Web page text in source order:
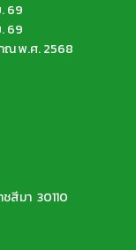
69
69
ณ พ.ศ. 2568
สีมา 30110